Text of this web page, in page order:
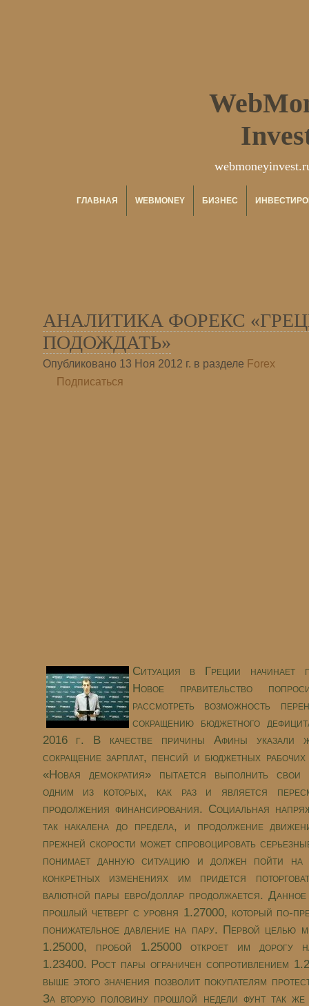
ГЛАВНАЯ WEBMONEY БИЗНЕС
АНАЛИТИКА ФОРЕКС
ПОДОЖДАТЬ»
Опубликовано 13 Ноя 2012 г. в разделе Forex
Подписаться
Ситуация в Греции начинает
Новое правительство
рассмотреть возможность
сокращению бюджетного
2016 г. В качестве причины Афины указали
сокращение зарплат, пенсий и бюджетных
«Новая демократия» пытается выполнить свои
одним из которых, как раз и является
продолжения финансирования. Социальная
так накалена до предела, и продолжение
прежней скорости может спровоцировать
понимает данную ситуацию и должен пойти на
конкретных изменениях им придется
валютной пары евро/доллар продолжается.
прошлый четверг с уровня 1.27000, который по-
понижательное давление на пару. Первой целью
1.25000, пробой 1.25000 откроет им дорогу
1.23400. Рост пары ограничен сопротивлением
выше этого значения позволит покупателям
За вторую половину прошлой недели фунт так